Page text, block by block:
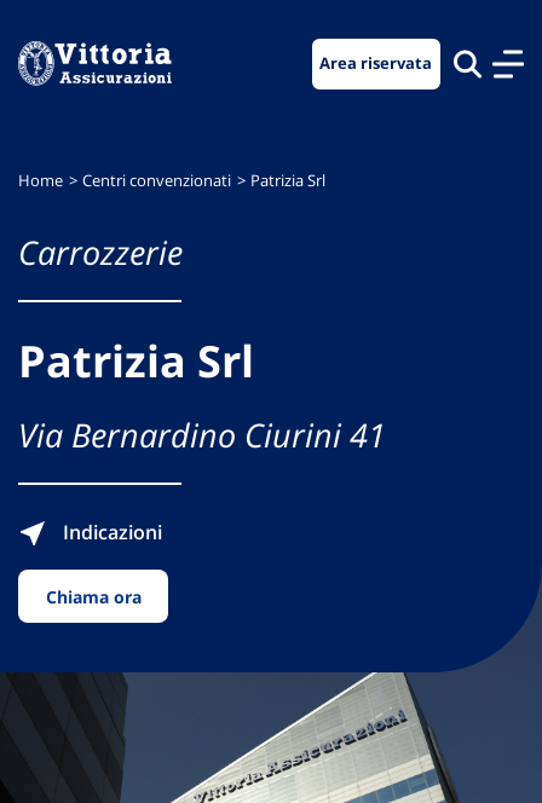
menu
contenuto
footer
Area riservata
Home Centri convenzionati Patrizia Srl
Carrozzerie
Patrizia Srl
Via Bernardino Ciurini 41
Indicazioni
Chiama ora